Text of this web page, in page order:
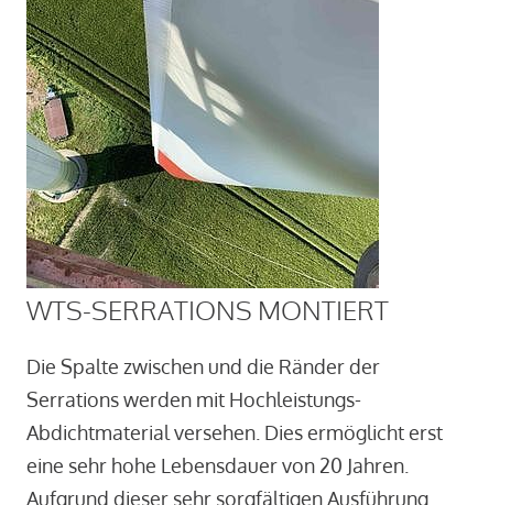
WTS-SERRATIONS MONTIERT
Die Spalte zwischen und die Ränder der
Serrations werden mit Hochleistungs-
Abdichtmaterial versehen. Dies ermöglicht erst
eine sehr hohe Lebensdauer von 20 Jahren.
Aufgrund dieser sehr sorgfältigen Ausführung